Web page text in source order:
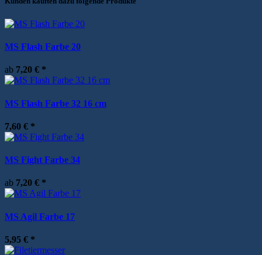
MS Flash Farbe 20
ab 7,20 € *
MS Flash Farbe 32 16 cm
7,60 € *
MS Fight Farbe 34
ab 7,20 € *
MS Agil Farbe 17
5,95 € *